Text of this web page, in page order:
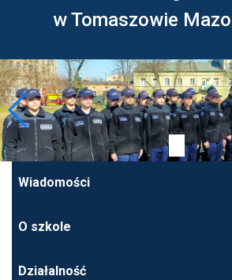
w Tomaszowie
Wiadomości
O szkole
Działalność